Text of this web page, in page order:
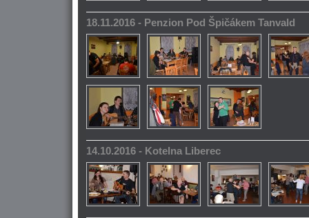
18.11.2016 - Penzion Pod Špičákem Tanvald
14.10.2016 - Kotelna Liberec